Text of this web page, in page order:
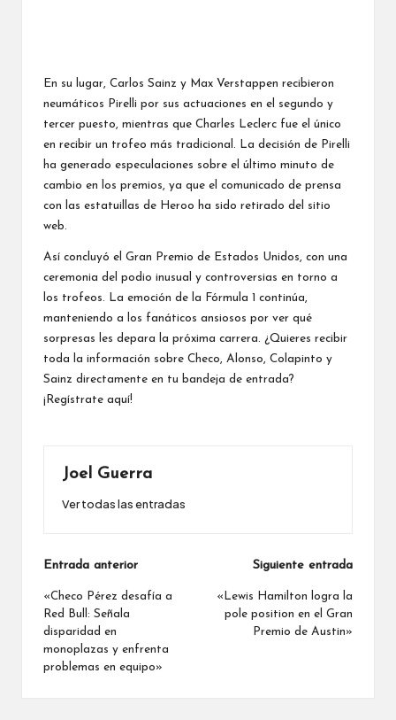
En su lugar, Carlos Sainz y Max Verstappen recibieron
neumáticos Pirelli por sus actuaciones en el segundo y
tercer puesto, mientras que Charles Leclerc fue el único
en recibir un trofeo más tradicional. La decisión de Pirelli
ha generado especulaciones sobre el último minuto de
cambio en los premios, ya que el comunicado de prensa
con las estatuillas de Heroo ha sido retirado del sitio
web.
Así concluyó el Gran Premio de Estados Unidos, con una
ceremonia del podio inusual y controversias en torno a
los trofeos. La emoción de la Fórmula 1 continúa,
manteniendo a los fanáticos ansiosos por ver qué
sorpresas les depara la próxima carrera. ¿Quieres recibir
toda la información sobre Checo, Alonso, Colapinto y
Sainz directamente en tu bandeja de entrada?
¡Regístrate aquí!
Joel Guerra
Ver todas las entradas
Navegación
de
entradas
Entrada anterior
«Checo Pérez desafía a
Red Bull: Señala
disparidad en
monoplazas y enfrenta
problemas en equipo»
Siguiente entrada
«Lewis Hamilton logra la
pole position en el Gran
Premio de Austin»